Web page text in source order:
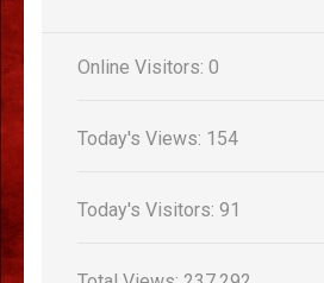
Online Visitors: 0
Today's Views: 154
Today's Visitors: 91